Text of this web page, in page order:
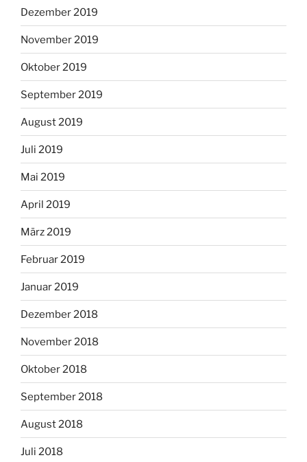
Dezember 2019
November 2019
Oktober 2019
September 2019
August 2019
Juli 2019
Mai 2019
April 2019
März 2019
Februar 2019
Januar 2019
Dezember 2018
November 2018
Oktober 2018
September 2018
August 2018
Juli 2018